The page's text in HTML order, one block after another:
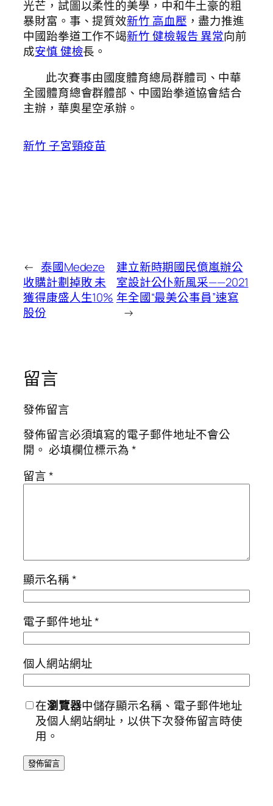
光芒，試圖以柔性的美學，中和牛土豪的粗
暴財富。事、提質效新竹 高血壓 ，盡力推進
中國跆拳道工作不竭新竹 健檢報告 異常向前
成安慎 健檢長。
此次賽事由國度體育總局群體司、中華
全國體育總會群體部、中國跆拳道協會結合
主辦，華奧星空承辦。
新竹 子宮頸疫苗
← 泰國Medeze
收購計劃掉敗 未
獲得康盛人生10%
股份
建立新時期國民億嵐辦公
室設計公仆新風采——2021
年全國“最美公事員”速寫
→
留言
發佈留言
發佈留言必須填寫的電子郵件地址不會公
開。 必填欄位標示為*
留言*
顯示名稱*
電子郵件地址*
個人網站網址
在瀏覽器中儲存顯示名稱、電子郵件地址
及個人網站網址，以供下次發佈留言時使
用。